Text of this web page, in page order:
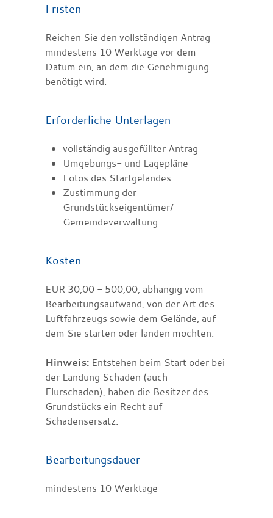
Fristen
Reichen Sie den vollständigen Antrag
mindestens 10 Werktage vor dem
Datum ein, an dem die Genehmigung
benötigt wird.
Erforderliche Unterlagen
vollständig ausgefüllter Antrag
Umgebungs- und Lagepläne
Fotos des Startgeländes
Zustimmung der
Grundstückseigentümer/
Gemeindeverwaltung
Kosten
EUR 30,00 - 500,00, abhängig vom
Bearbeitungsaufwand, von der Art des
Luftfahrzeugs sowie dem Gelände, auf
dem Sie starten oder landen möchten.
Hinweis: Entstehen beim Start oder bei
der Landung Schäden (auch
Flurschaden), haben die Besitzer des
Grundstücks ein Recht auf
Schadensersatz.
Bearbeitungsdauer
mindestens 10 Werktage